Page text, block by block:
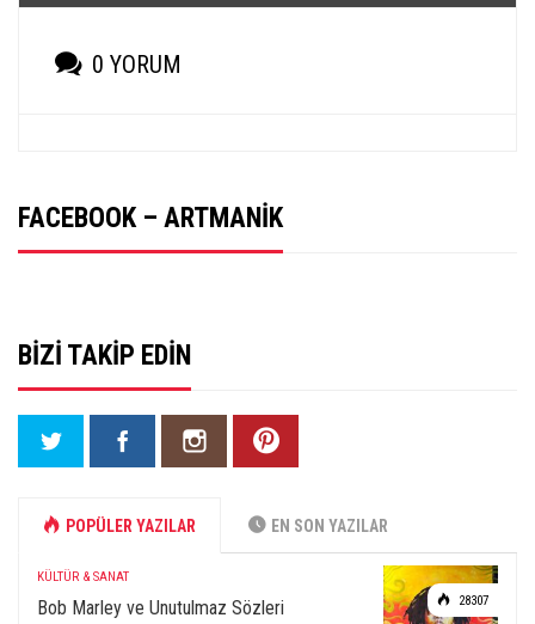
0 YORUM
FACEBOOK – ARTMANIK
BIZI TAKIP EDIN
POPÜLER YAZILAR EN SON YAZILAR
28307
KÜLTÜR & SANAT
Bob Marley ve Unutulmaz Sözleri